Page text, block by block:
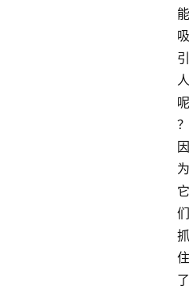
能
吸
引
人
呢
？
因
为
它
们
抓
住
了